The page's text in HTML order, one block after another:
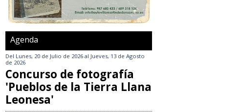
Agenda
Del Lunes, 20 de Julio de 2026 al Jueves, 13 de Agosto
de 2026
Concurso de fotografía
'Pueblos de la Tierra Llana
Leonesa'